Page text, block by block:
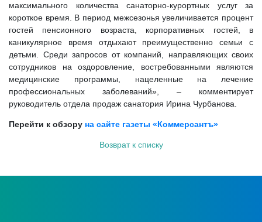
максимального количества санаторно-курортных услуг за
короткое время. В период межсезонья увеличивается процент
гостей пенсионного возраста, корпоративных гостей, в
каникулярное время отдыхают преимущественно семьи с
детьми. Среди запросов от компаний, направляющих своих
сотрудников на оздоровление, востребованными являются
медицинские программы, нацеленные на лечение
профессиональных заболеваний», – комментирует
руководитель отдела продаж санатория Ирина Чурбанова.
Перейти к обзору на сайте газеты «Коммерсантъ»
Возврат к списку